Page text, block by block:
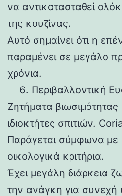
να αντικατασταθεί
της κουζίνας.
Αυτό σημαίνει ότι η
παραμένει σε μεγάλο
χρόνια.
Περιβαλλοντική
Ζητήματα
ιδιοκτήτες σπιτιών.
Παράγεται σύμφωνα με
οικολογικά κριτήρια.
Έχει μεγάλη διάρκεια
την ανάγκη για συνεχή